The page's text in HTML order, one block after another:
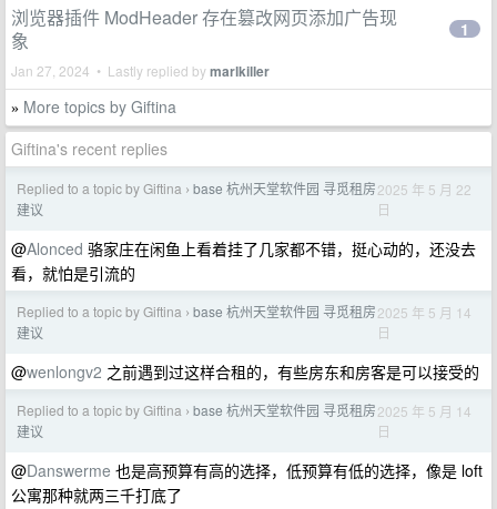
浏览器插件 ModHeader 存在篡改网页添加广告现
象
Jan 27, 2024 • Lastly replied bymarlkiller
1
» More topics by Giftina
Giftina's recent replies
Replied to a topic by Giftina › base 杭州天堂软件园 寻觅租房
建议
2025 年 5 月 22
日
@Alonced 骆家庄在闲鱼上看着挂了几家都不错，挺心动的，还没去
看，就怕是引流的
Replied to a topic by Giftina › base 杭州天堂软件园 寻觅租房
建议
2025 年 5 月 14
日
@wenlongv2 之前遇到过这样合租的，有些房东和房客是可以接受的
Replied to a topic by Giftina › base 杭州天堂软件园 寻觅租房
建议
2025 年 5 月 14
日
@Danswerme 也是高预算有高的选择，低预算有低的选择，像是 loft
公寓那种就两三千打底了